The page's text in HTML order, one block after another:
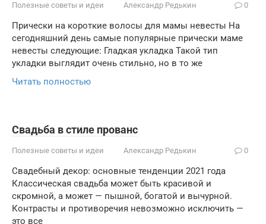
Полезные советы и идеи Александр Редькин 0
Прически на короткие волосы для мамы невесты На
сегодняшний день самые популярные прически маме
невесты следующие: Гладкая укладка Такой тип
укладки выглядит очень стильно, но в то же
Читать полностью
Свадьба в стиле прованс
Полезные советы и идеи Александр Редькин 0
Свадебный декор: основные тенденции 2021 года
Классическая свадьба может быть красивой и
скромной, а может — пышной, богатой и вычурной.
Контрасты и противоречия невозможно исключить —
это все